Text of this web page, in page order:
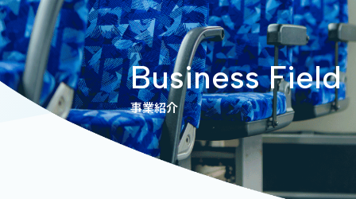
Business Field
事業紹介